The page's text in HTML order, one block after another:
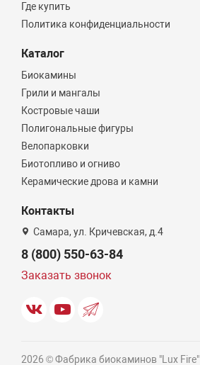
Где купить
Политика конфиденциальности
Каталог
Биокамины
Грили и мангалы
Костровые чаши
Полигональные фигуры
Велопарковки
Биотопливо и огниво
Керамические дрова и камни
Контакты
Самара, ул. Кричевская, д.4
8 (800) 550-63-84
Заказать звонок
2026 © Фабрика биокаминов "Lux Fire"